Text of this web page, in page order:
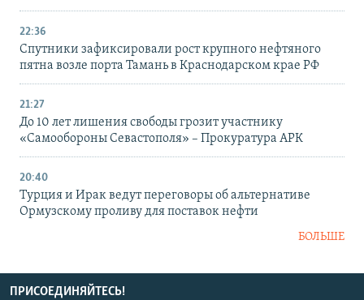
22:36
Спутники зафиксировали рост крупного нефтяного
пятна возле порта Тамань в Краснодарском крае РФ
21:27
До 10 лет лишения свободы грозит участнику
«Самообороны Севастополя» – Прокуратура АРК
20:40
Турция и Ирак ведут переговоры об альтернативе
Ормузскому проливу для поставок нефти
БОЛЬШЕ
ПРИСОЕДИНЯЙТЕСЬ!